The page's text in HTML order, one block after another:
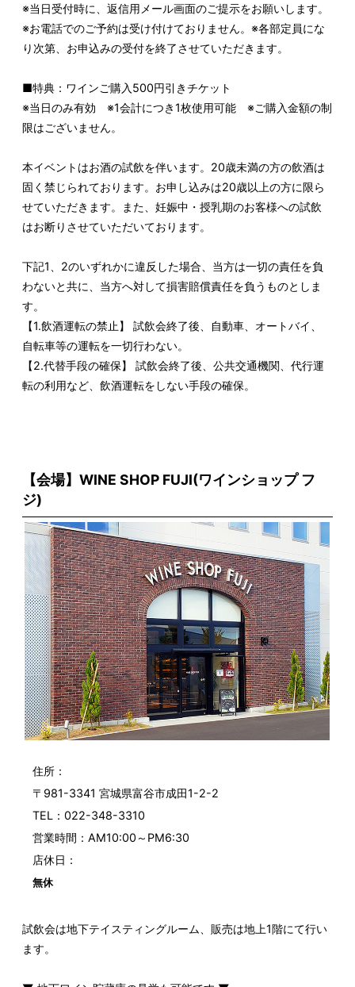
※当日受付時に、返信用メール画面のご提示をお願いします。
※お電話でのご予約は受け付けておりません。※各部定員にな
り次第、お申込みの受付を終了させていただきます。
■特典：ワインご購入500円引きチケット
※当日のみ有効 ※1会計につき1枚使用可能 ※ご購入金額の制
限はございません。
本イベントはお酒の試飲を伴います。20歳未満の方の飲酒は
固く禁じられております。お申し込みは20歳以上の方に限ら
せていただきます。また、妊娠中・授乳期のお客様への試飲
はお断りさせていただいております。
下記1、2のいずれかに違反した場合、当方は一切の責任を負
わないと共に、当方へ対して損害賠償責任を負うものとしま
す。
【1.飲酒運転の禁止】 試飲会終了後、自動車、オートバイ、
自転車等の運転を一切行わない。
【2.代替手段の確保】 試飲会終了後、公共交通機関、代行運
転の利用など、飲酒運転をしない手段の確保。
【会場】WINE SHOP FUJI(ワインショップ フ
ジ)
住所：
〒981-3341 宮城県富谷市成田1-2-2
TEL：022-348-3310
営業時間：AM10:00～PM6:30
店休日：
試飲会は地下テイスティングルーム、販売は地上1階にて行い
ます。